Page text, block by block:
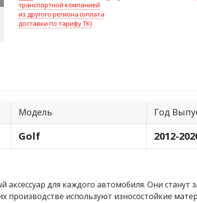
транспортной компанией
из другого региона (оплата
доставки по тарифу ТК)
Модель
Golf
Год
2012-
для каждого автомобиля. Они станут
используют износостойкие